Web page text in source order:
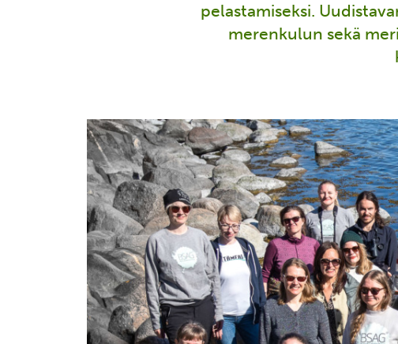
pelastamiseksi.
merenkulun sekä